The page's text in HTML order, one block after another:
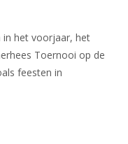
in het voorjaar, het
Toernooi op de
feesten in